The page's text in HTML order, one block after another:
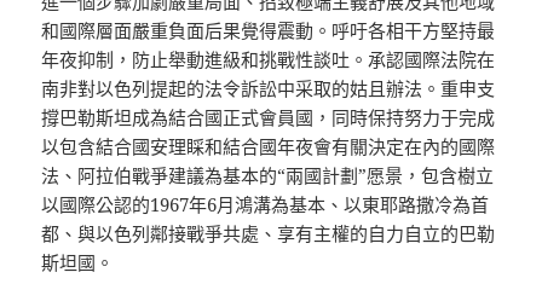
和國際層面嚴重負面后果覺得震動。呼吁各相干方堅持最
年夜抑制，防止舉動進級和挑戰性談吐。承認國際法院在
南非對以色列提起的法令訴訟中采取的姑且辦法。重申支
撐巴勒斯坦成為結合國正式會員國，同時保持努力于完成
以包含結合國安理睬和結合國年夜會有關決定在內的國際
法、阿拉伯戰爭建議為基本的“兩國計劃”愿景，包含樹立
以國際公認的1967年6月鴻溝為基本、以東耶路撒冷為首
都、與以色列鄰接戰爭共處、享有主權的自力自立的巴勒
斯坦國。